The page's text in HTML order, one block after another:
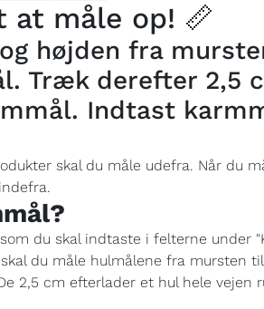
at måle op! 📏
højden fra
Træk derefter 2,5
Indtast
skal du måle udefra. Når du
du skal indtaste i felterne under
du måle hulmålene fra mursten
2,5 cm efterlader et hul hele vejen